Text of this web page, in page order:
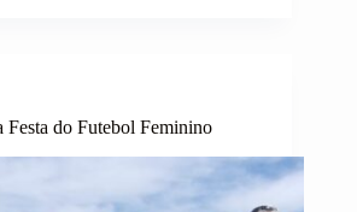
Festa do Futebol Feminino